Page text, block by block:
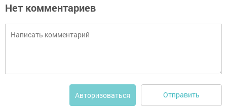
Нет комментариев
Авторизоваться Отправить